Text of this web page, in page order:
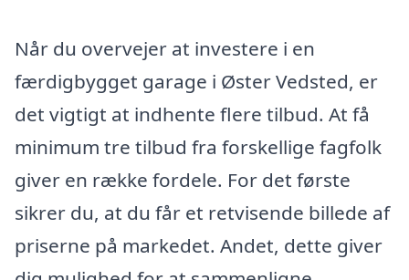
Når du overvejer at investere i en
færdigbygget garage i Øster Vedsted, er
det vigtigt at indhente flere tilbud. At få
minimum tre tilbud fra forskellige fagfolk
giver en række fordele. For det første
sikrer du, at du får et retvisende billede af
priserne på markedet. Andet, dette giver